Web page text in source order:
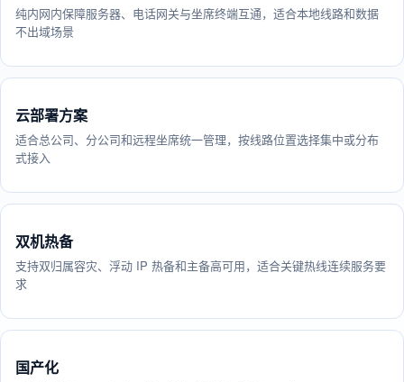
纯内网内保障服务器、电话网关与坐席终端互通，适合本地线路和数据
不出域场景
云部署方案
适合总公司、分公司和远程坐席统一管理，按线路位置选择集中或分布
式接入
双机热备
支持双归属容灾、浮动 IP 热备和主备高可用，适合关键热线连续服务要
求
国产化